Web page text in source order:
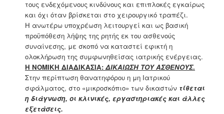
τους ενδεχόμενους κινδύνους και επιπλοκές εγκαίρως
και όχι όταν βρίσκεται στο χειρουργικό τραπέζι.
Η ανωτέρω υποχρέωση λειτουργεί και ως βασική
προϋπόθεση λήψης της ρητής εκ του ασθενούς
συναίνεσης, με σκοπό να καταστεί εφικτή η
ολοκλήρωση της συμφωνηθείσας ιατρικής ενέργειας.
Η ΝΟΜΙΚΗ ΔΙΑΔΙΚΑΣΙΑ: ΔΙΚΑΙΩΣΗ ΤΟΥ ΑΣΘΕΝΟΥΣ.
Στην περίπτωση θανατηφόρου η μη Ιατρικού
σφάλματος, στο «μικροσκόπιο» των δικαστών τίθεται
η διάγνωση, οι κλινικές, εργαστηριακές και άλλες
εξετάσεις.